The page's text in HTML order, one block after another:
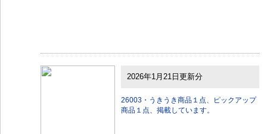
2026年1月21日更新分
26003・うきうき商品１点、ピックアップ
商品１点、掲載しています。